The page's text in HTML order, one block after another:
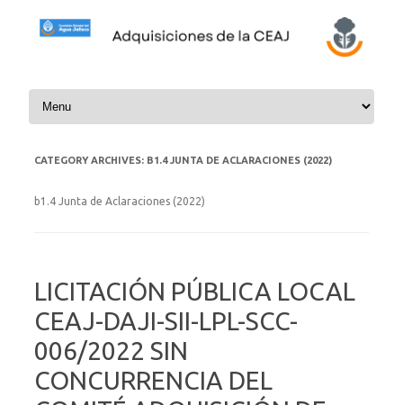
Skip to content
CATEGORY ARCHIVES: B1.4 JUNTA DE ACLARACIONES (2022)
b1.4 Junta de Aclaraciones (2022)
LICITACIÓN PÚBLICA LOCAL
CEAJ-DAJI-SII-LPL-SCC-
006/2022 SIN
CONCURRENCIA DEL